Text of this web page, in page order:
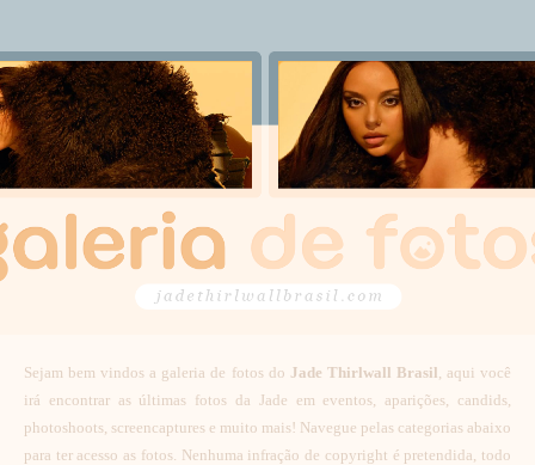
Sejam bem vindos a galeria de fotos do Jade Thirlwall Brasil, aqui você
irá encontrar as últimas fotos da Jade em eventos, aparições, candids,
photoshoots, screencaptures e muito mais! Navegue pelas categorias abaixo
para ter acesso as fotos. Nenhuma infração de copyright é pretendida, todo